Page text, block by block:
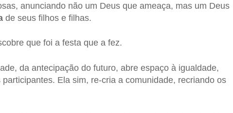
anunciando não um Deus que ameaça, mas um Deus
de seus filhos e filhas.
que foi a festa que a fez.
da antecipação do futuro, abre espaço à igualdade,
Ela sim, re-cria a comunidade, recriando os